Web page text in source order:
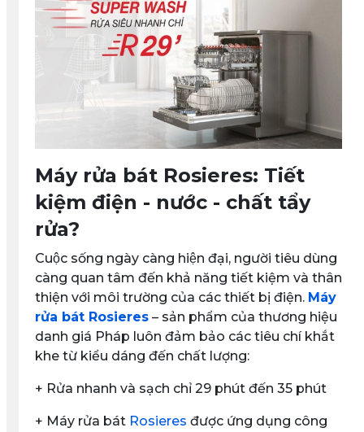
Máy rửa bát Rosieres: Tiết
kiệm điện - nước - chất tẩy
rửa?
Cuộc sống ngày càng hiện đại, người tiêu dùng
càng quan tâm đến khả năng tiết kiệm và thân
thiện với môi trường của các thiết bị điện. Máy
rửa bát Rosieres– sản phẩm của thương hiệu
danh giá Pháp luôn đảm bảo các tiêu chí khắt
khe từ kiểu dáng đến chất lượng:
+ Rửa nhanh và sạch chỉ 29 phút đến 35 phút
+ Máy rửa bát Rosieres được ứng dụng công